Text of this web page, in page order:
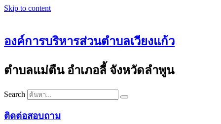
Skip to content
องค์การบริหารส่วนตำบลเวียงแก้ว
ตำบลแม่ตืน อำเภอลี้ จังหวัดลำพูน
Search
ติดต่อสอบถาม